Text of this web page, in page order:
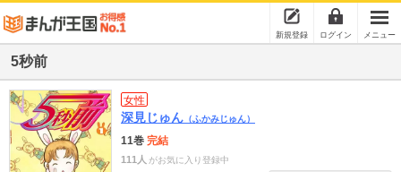
新規登録 ログイン メニュー
5秒前
女性
深見じゅん （ふかみじゅん）
11巻 完結
111人 がお気に入り登録中